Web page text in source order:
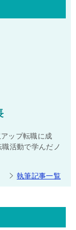
ップ転職に成
活動で学んだノ
執筆記事一覧